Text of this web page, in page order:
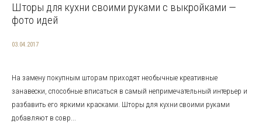
Шторы для кухни своими руками с выкройками —
фото идей
03.04.2017
На замену покупным шторам приходят необычные креативные
занавески, способные вписаться в самый непримечательный интерьер и
разбавить его яркими красками. Шторы для кухни своими руками
добавляют в совр...